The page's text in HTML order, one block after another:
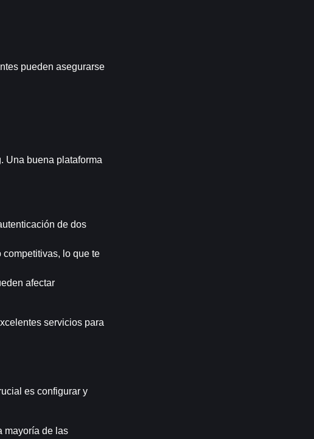
pueden asegurarse
Una buena plataforma
de dos
competitivas, lo que te
afectar
servicios para
es configurar y
mayoría de las